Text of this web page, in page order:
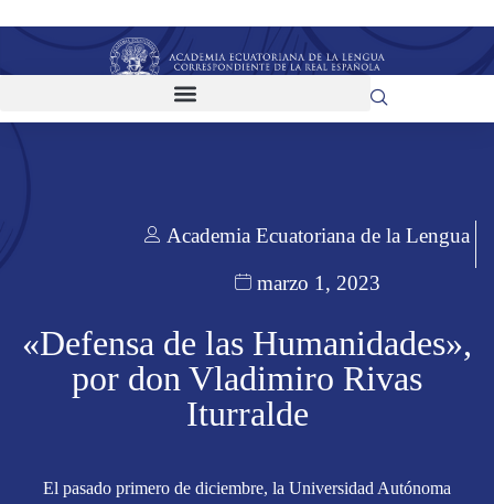
Academia Ecuatoriana de la Lengua
marzo 1, 2023
«Defensa de las Humanidades»,
por don Vladimiro Rivas
Iturralde
El pasado primero de diciembre, la Universidad Autónoma